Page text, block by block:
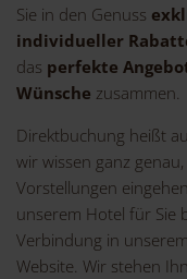
Sie in den Genuss
individueller
das perfekte
Wünsche zusammen.
Direktbuchung heißt
wir wissen ganz
Vorstellungen
unserem Hotel für Sie
Verbindung in
Website. Wir stehen